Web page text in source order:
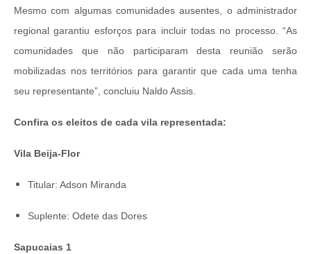
Mesmo com algumas comunidades ausentes, o administrador
regional garantiu esforços para incluir todas no processo. “As
comunidades que não participaram desta reunião serão
mobilizadas nos territórios para garantir que cada uma tenha
seu representante”, concluiu Naldo Assis.
Confira os eleitos de cada vila representada:
Vila Beija-Flor
Titular: Adson Miranda
Suplente: Odete das Dores
Sapucaias 1